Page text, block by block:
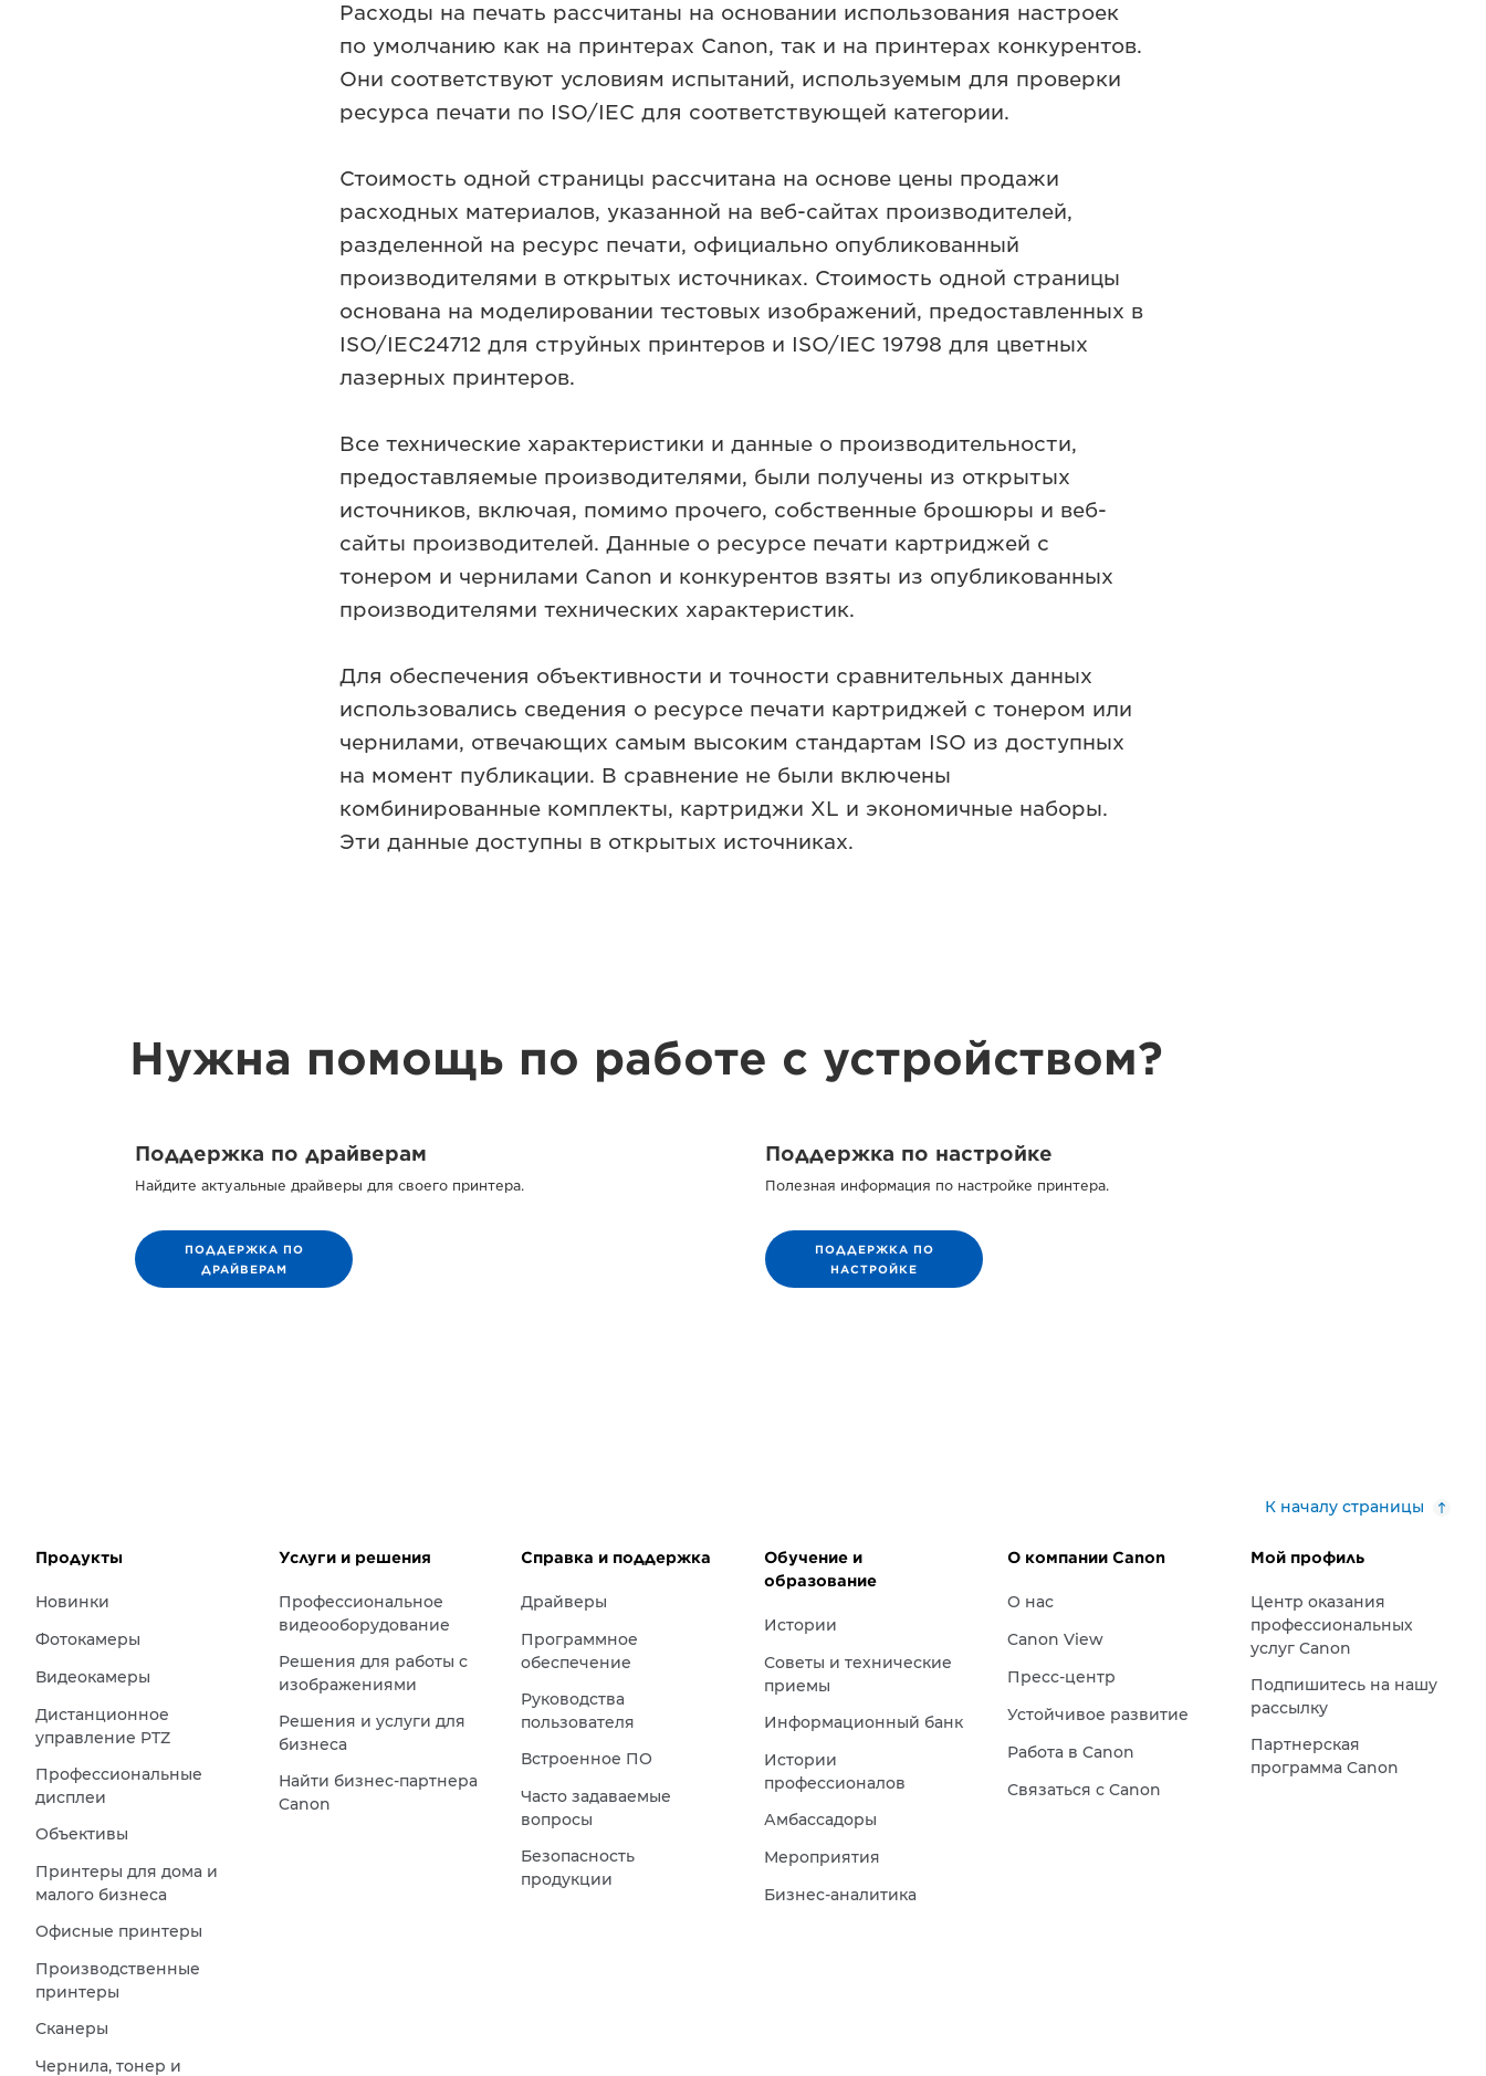
Расходы на печать рассчитаны на основании использования настроек
по умолчанию как на принтерах Canon, так и на принтерах конкурентов.
Они соответствуют условиям испытаний, используемым для проверки
ресурса печати по ISO/IEC для соответствующей категории.
Стоимость одной страницы рассчитана на основе цены продажи
расходных материалов, указанной на веб-сайтах производителей,
разделенной на ресурс печати, официально опубликованный
производителями в открытых источниках. Стоимость одной страницы
основана на моделировании тестовых изображений, предоставленных в
ISO/IEC24712 для струйных принтеров и ISO/IEC 19798 для цветных
лазерных принтеров.
Все технические характеристики и данные о производительности,
предоставляемые производителями, были получены из открытых
источников, включая, помимо прочего, собственные брошюры и веб-
сайты производителей. Данные о ресурсе печати картриджей с
тонером и чернилами Canon и конкурентов взяты из опубликованных
производителями технических характеристик.
Для обеспечения объективности и точности сравнительных данных
использовались сведения о ресурсе печати картриджей с тонером или
чернилами, отвечающих самым высоким стандартам ISO из доступных
на момент публикации. В сравнение не были включены
комбинированные комплекты, картриджи XL и экономичные наборы.
Эти данные доступны в открытых источниках.
Нужна помощь по работе с устройством?
Поддержка по драйверам
Найдите актуальные драйверы для своего принтера.
ПОДДЕРЖКА ПО
ДРАЙВЕРАМ
Поддержка по настройке
Полезная информация по настройке принтера.
ПОДДЕРЖКА ПО
НАСТРОЙКЕ
К началу страницы
Продукты
Новинки
Фотокамеры
Видеокамеры
Дистанционное
управление PTZ
Профессиональные
дисплеи
Объективы
Принтеры для дома и
малого бизнеса
Офисные принтеры
Производственные
принтеры
Сканеры
Чернила, тонер и
Услуги и решения
Профессиональное
видеооборудование
Решения для работы с
изображениями
Решения и услуги для
бизнеса
Найти бизнес-партнера
Canon
Справка и поддержка
Драйверы
Программное
обеспечение
Руководства
пользователя
Встроенное ПО
Часто задаваемые
вопросы
Безопасность
продукции
Обучение и
образование
Истории
Советы и технические
приемы
Информационный банк
Истории
профессионалов
Амбассадоры
Мероприятия
Бизнес-аналитика
О компании Canon
О нас
Canon View
Пресс-центр
Устойчивое развитие
Работа в Canon
Связаться с Canon
Мой профиль
Центр оказания
профессиональных
услуг Canon
Подпишитесь на нашу
рассылку
Партнерская
программа Canon